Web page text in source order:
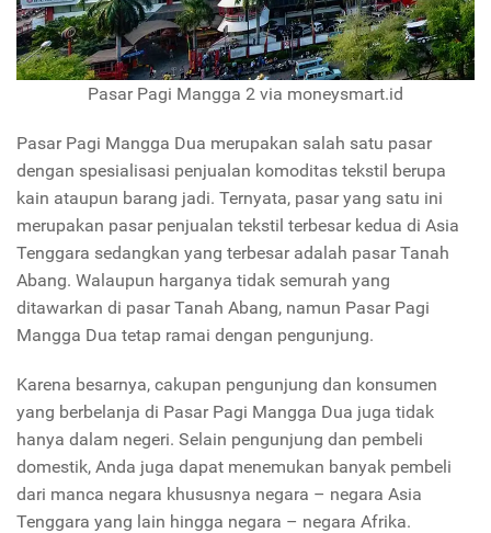
Pasar Pagi Mangga 2 via moneysmart.id
Pasar Pagi Mangga Dua merupakan salah satu pasar
dengan spesialisasi penjualan komoditas tekstil berupa
kain ataupun barang jadi. Ternyata, pasar yang satu ini
merupakan pasar penjualan tekstil terbesar kedua di Asia
Tenggara sedangkan yang terbesar adalah pasar Tanah
Abang. Walaupun harganya tidak semurah yang
ditawarkan di pasar Tanah Abang, namun Pasar Pagi
Mangga Dua tetap ramai dengan pengunjung.
Karena besarnya, cakupan pengunjung dan konsumen
yang berbelanja di Pasar Pagi Mangga Dua juga tidak
hanya dalam negeri. Selain pengunjung dan pembeli
domestik, Anda juga dapat menemukan banyak pembeli
dari manca negara khususnya negara – negara Asia
Tenggara yang lain hingga negara – negara Afrika.